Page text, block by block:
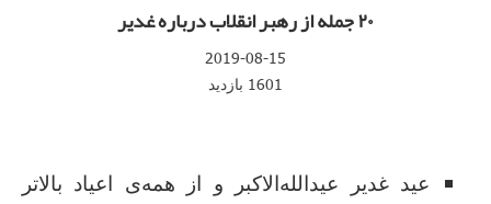
۲۰ جمله از رهبر انقلاب درباره غدیر
2019-08-15
1601 بازدید
عید غدیر عیدالله‌الاکبر و از همه‌ی اعیاد بالاتر